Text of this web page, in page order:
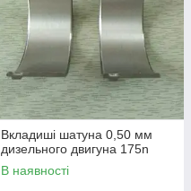
Вкладиші шатуна 0,50 мм
дизельного двигуна 175n
В наявності